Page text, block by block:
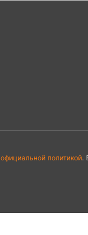
официальной политикой.